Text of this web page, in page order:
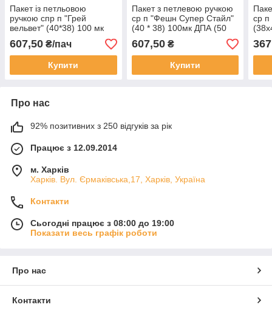
Пакет із петльовою
ручкою спр п "Грей
вельвет" (40*38) 100 мк
ДПА (50 шт)
607,50 ₴/пач
Купити
Пакет з петлевою ручкою
ср п "Фешн Супер Стайл"
(40 * 38) 100мк ДПА (50
шт)
607,50₴
Купити
ср п
шт)
Про нас
92% позитивних з 250 відгуків за рік
Працює з 12.09.2014
м. Харків
Харків. Вул. Єрмаківська,17, Харків, Україна
Контакти
Сьогодні працює з 08:00 до 19:00
Показати весь графік роботи
Про нас
Контакти